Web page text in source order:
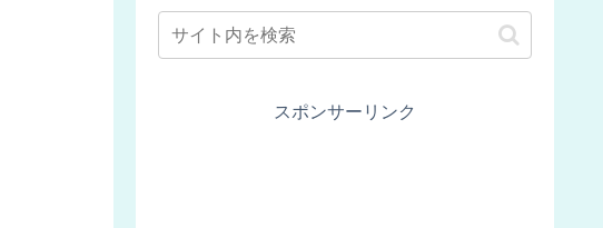
スポンサーリンク